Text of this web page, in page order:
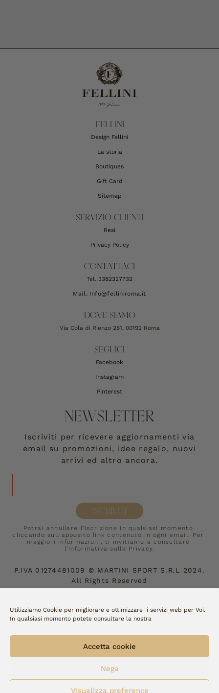
Utilizziamo Cookie per migliorare e ottimizzare i servizi web per Voi.
In qualsiasi momento potete consultare la nostra
Accetta cookie
Nega
Visualizza preference
FELLINI
Design Fellini
La storia
Boutiques
Gift Card
Sitemap
SERVIZIO CLIENTI
Resi
Privacy Policy
CONTATTACI
Tel. 3382327732
Mail. Info@felliniroma.it
DOVE SIAMO
Via Cola di Rienzo 281, 00192 Roma
SEGUICI
Facebook
Instagram
Pinterest
NEWSLETTER
Iscriviti per ricevere aggiornamenti via
email su promozioni, idee regalo, nuovi
arrivi ed altro ancora.
ISCRIVITI
Potrai annullare l’iscrizione in qualsiasi momento
cliccando sull’apposito link contenuto in ogni email. Per
maggiori informazioni, ti invitiamo a consultare
l’Informativa sulla Privacy.
P.IVA 01274481009 © MARTINI SPORT S.R.L
2024.
All Rights Reserved